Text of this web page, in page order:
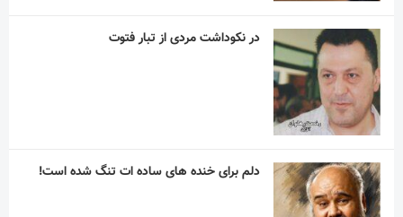
در نکوداشت مردی از تبار فتوت
دلم برای خنده های ساده ات تنگ شده است!